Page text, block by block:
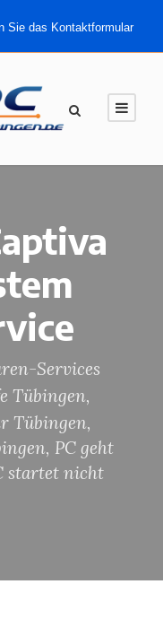
Sie das Kontaktformular
Services
Tübingen,
Tübingen,
, PC geht
startet nicht